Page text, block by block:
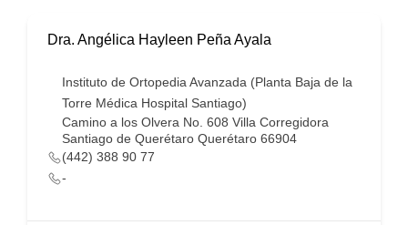
Dra. Angélica Hayleen Peña Ayala
Instituto de Ortopedia Avanzada (Planta Baja de la
Torre Médica Hospital Santiago)
Camino a los Olvera No. 608 Villa Corregidora
Santiago de Querétaro Querétaro 66904
(442) 388 90 77
-